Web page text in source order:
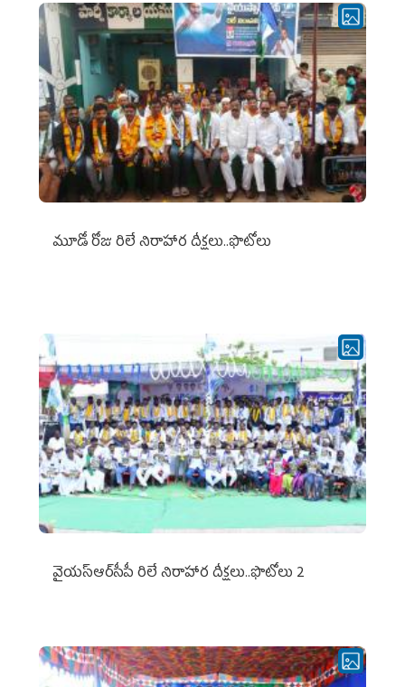
మూడో రోజు రిలే నిరాహార దీక్షలు..ఫొటోలు
వైయ‌స్ఆర్‌సీపీ రిలే నిరాహార దీక్షలు..ఫొటోలు 2